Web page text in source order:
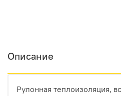
Описание
Рулонная теплоизоляция,